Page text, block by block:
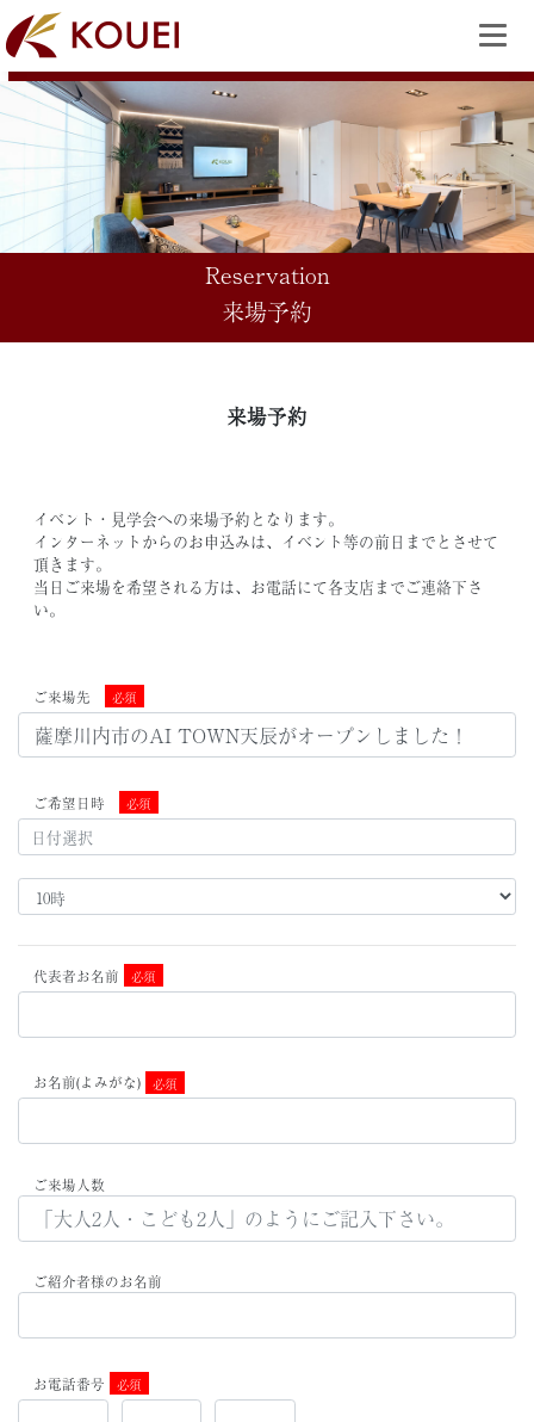
Reservation
来場予約
来場予約
イベント・見学会への来場予約となります。
インターネットからのお申込みは、イベント等の前日までとさせて
頂きます。
当日ご来場を希望される方は、お電話にて各支店までご連絡下さ
い。
ご来場先 必須
ご希望日時 必須
代表者お名前 必須
お名前(よみがな) 必須
ご来場人数
ご紹介者様のお名前
お電話番号 必須